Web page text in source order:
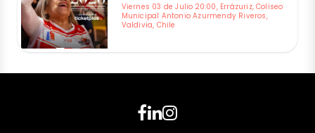
Viernes 03 de Julio 20:00, Errázuriz, Coliseo
Municipal Antonio Azurmendy Riveros,
Valdivia, Chile